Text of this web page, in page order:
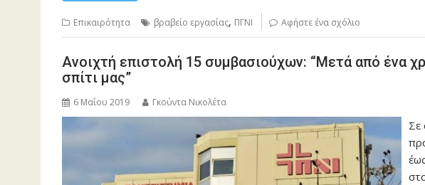
Επικαιρότητα βραβείο εργασίας, ΠΓΝΙ Αφήστε ένα σχόλιο
Ανοιχτή επιστολή 15 συμβασιούχων: “Μετά από ένα
σπίτι μας”
6 Μαΐου 2019 Γκούντα Νικολέτα
Σε